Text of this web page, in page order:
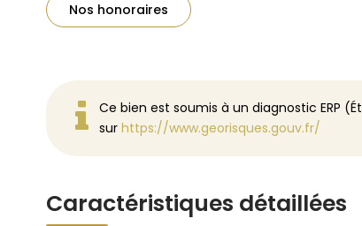
Nos honoraires
Ce bien est soumis à un diagnostic ERP
sur https://www.georisques.gouv.fr/
Caractéristiques détaillées